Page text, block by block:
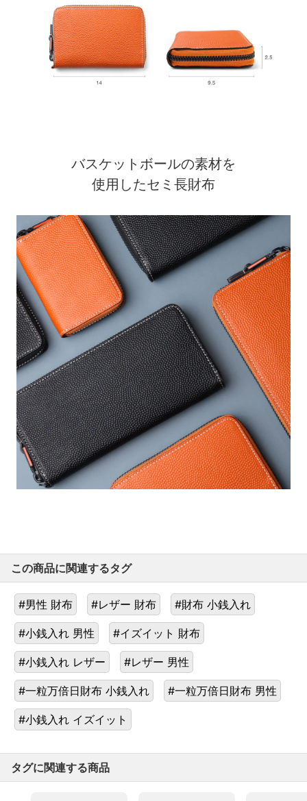
バスケットボールの素材を
使用したセミ長財布
この商品に関連するタグ
#男性 財布 #レザー 財布 #財布 小銭入れ
#小銭入れ 男性 #イズイット 財布
#小銭入れ レザー #レザー 男性
#一粒万倍日財布 小銭入れ #一粒万倍日財布 男性
#小銭入れ イズイット
タグに関連する商品